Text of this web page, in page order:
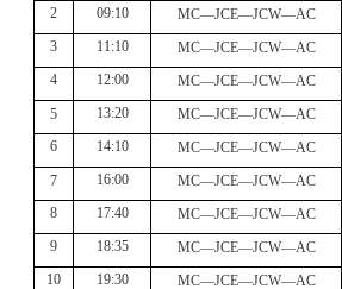
2
09:10 MC—JCE—JCW—AC
3
11:10 MC—JCE—JCW—AC
4
12:00 MC—JCE—JCW—AC
5 13:20 MC—JCE—JCW—AC
6
14:10 MC—JCE—JCW—AC
7 16:00 MC—JCE—JCW—AC
8
17:40 MC—JCE—JCW—AC
9
18:35 MC—JCE—JCW—AC
10
19:30 MC—JCE—JCW—AC